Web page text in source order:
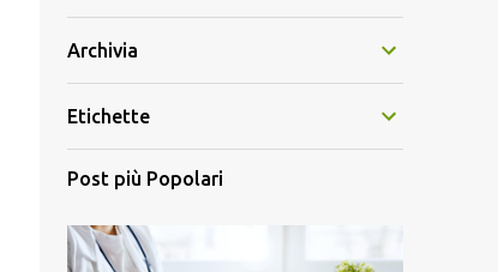
Archivia
Etichette
Post più Popolari